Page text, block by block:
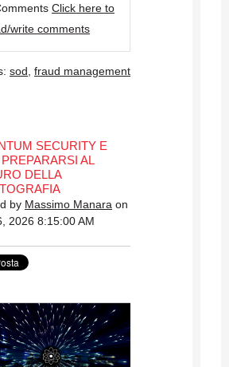
Click here to
write comments
sod fraud management
SECURITY E
AL
DELLA
by Massimo Manara on
2026 8:15:00 AM